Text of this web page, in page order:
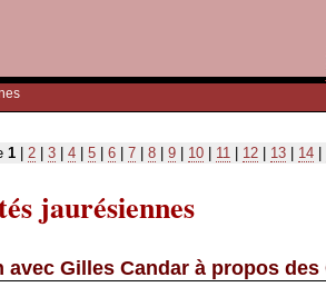
1 2 3 4 5 6 7 8 9 10 11 12 13 14
jaurésiennes
avec Gilles Candar à propos